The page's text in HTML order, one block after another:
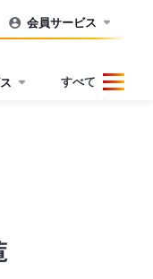
会員サービス
すべて